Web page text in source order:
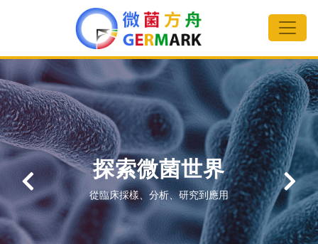
探索微菌世界
從臨床採樣、分析、研究到應用